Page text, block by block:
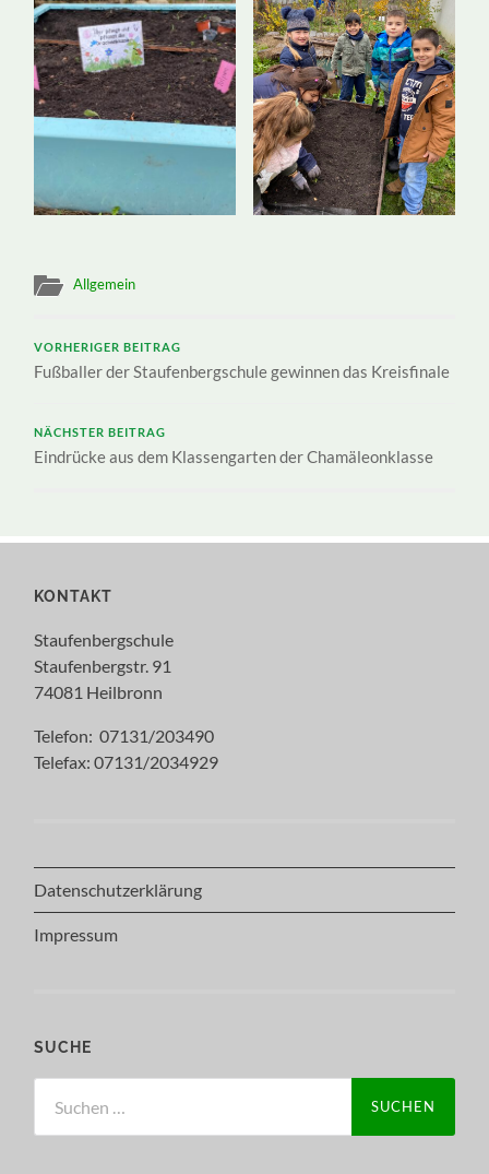
Allgemein
VORHERIGER BEITRAG
Fußballer der Staufenbergschule gewinnen das Kreisfinale
NÄCHSTER BEITRAG
Eindrücke aus dem Klassengarten der Chamäleonklasse
KONTAKT
Staufenbergschule
Staufenbergstr. 91
74081 Heilbronn
Telefon: 07131/203490
Telefax: 07131/2034929
Datenschutzerklärung
Impressum
SUCHE
nach: